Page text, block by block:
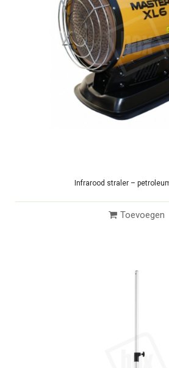
Infrarood straler –
Toevoegen